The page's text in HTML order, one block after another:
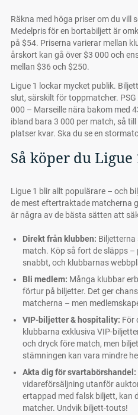
Räkna med höga priser om du vill
Medelpris för en bortabiljett är
på $54. Priserna varierar mellan
årskort kan gå över $3 000 och
mellan $36 och $250.
Ligue 1 lockar mycket publik.
slut, särskilt för toppmatcher.
000 – Marseille nära bakom med
ibland bara 3 000 per match, så
platser kvar. Ska du se en
Så köper du
Ligue 1 blir allt populärare – och
de mest eftertraktade matcherna
är några av de bästa sätten att
Direkt från klubben:
match. Köp så fort de släpps
snabbt, och klubbarnas
Bli medlem: Många klubbar
förtur på biljetter. Det ger
matcherna – men
VIP-biljetter & hospitality: För
klubbarna exklusiva VIP-
och dryck före match, men
stämningen kan vara mindre
Akta dig för svartabörshandel:
vidareförsäljning utanför
ertappad med falsk biljett, kan
matcher. Undvik biljett-touts!